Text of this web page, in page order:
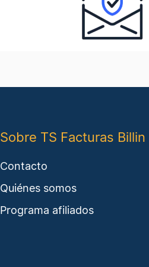
Sobre TS Facturas Billin
Contacto
Quiénes somos
Programa afiliados